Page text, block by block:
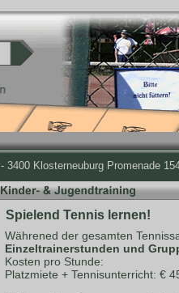
- 3400 Klosterneuburg Promenade
Spielend Tennis lernen!
Währened der gesamten
Einzeltrainerstunden und
Kosten pro Stunde:
Platzmiete + Tennisunterricht: €